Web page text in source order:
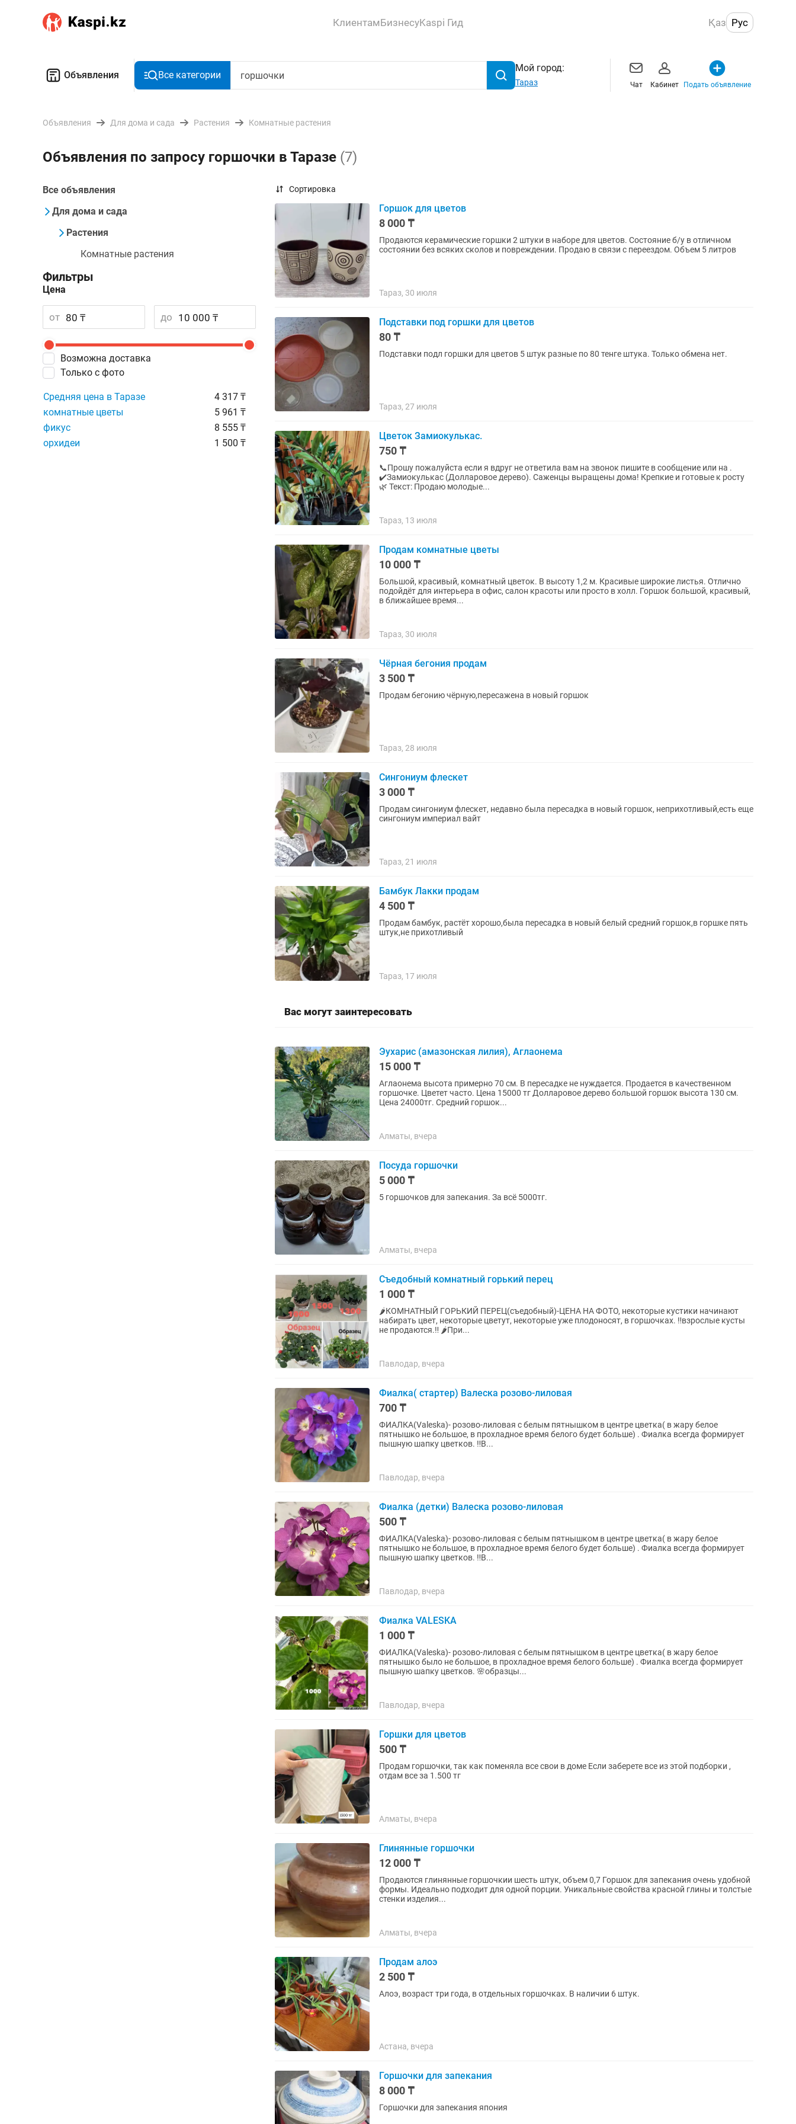
КлиентамБизнесуKaspi Гид Қаз Рус
Объявления Все категории
Мой город:
Тараз Чат Кабинет Подать объявление
Объявления Для дома и сада Растения Комнатные растения
Объявления по запросу горшочки в Таразе (7)
Все объявления
Для дома и сада
Растения
Комнатные растения
Фильтры
Цена
от до
Возможна доставка
Только с фото
Средняя цена в Таразе
4 317 ₸
комнатные цветы
5 961 ₸
фикус
8 555 ₸
орхидеи
1 500 ₸
Сортировка
Горшок для цветов
8 000 ₸
Продаются керамические горшки 2 штуки в наборе для цветов. Состояние б/у в отличном
состоянии без всяких сколов и повреждении. Продаю в связи с переездом. Объем 5 литров
Тараз, 30 июля
Подставки под горшки для цветов
80 ₸
Подставки подл горшки для цветов 5 штук разные по 80 тенге штука. Только обмена нет.
Тараз, 27 июля
Цветок Замиокулькас.
750 ₸
📞Прошу пожалуйста если я вдруг не ответила вам на звонок пишите в сообщение или на .
✔️Замиокулькас (Долларовое дерево). Саженцы выращены дома! Крепкие и готовые к росту
🌿 Текст: Продаю молодые...
Тараз, 13 июля
Продам комнатные цветы
10 000 ₸
Большой, красивый, комнатный цветок. В высоту 1,2 м. Красивые широкие листья. Отлично
подойдёт для интерьера в офис, салон красоты или просто в холл. Горшок большой, красивый,
в ближайшее время...
Тараз, 30 июля
Чёрная бегония продам
3 500 ₸
Продам бегонию чёрную,пересажена в новый горшок
Тараз, 28 июля
Сингониум флескет
3 000 ₸
Продам сингониум флескет, недавно была пересадка в новый горшок, неприхотливый,есть еще
сингониум империал вайт
Тараз, 21 июля
Бамбук Лакки продам
4 500 ₸
Продам бамбук, растёт хорошо,была пересадка в новый белый средний горшок,в горшке пять
штук,не прихотливый
Тараз, 17 июля
Вас могут заинтересовать
Эухарис (амазонская лилия), Аглаонема
15 000 ₸
Аглаонема высота примерно 70 см. В пересадке не нуждается. Продается в качественном
горшочке. Цветет часто. Цена 15000 тг Долларовое дерево большой горшок высота 130 см.
Цена 24000тг. Средний горшок...
Алматы, вчера
Посуда горшочки
5 000 ₸
5 горшочков для запекания. За всё 5000тг.
Алматы, вчера
Съедобный комнатный горький перец
1 000 ₸
🌶️КОМНАТНЫЙ ГОРЬКИЙ ПЕРЕЦ(съедобный)-ЦЕНА НА ФОТО, некоторые кустики начинают
набирать цвет, некоторые цветут, некоторые уже плодоносят, в горшочках. ‼️взрослые кусты
не продаются.‼️ 🌶️При...
Павлодар, вчера
Фиалка( стартер) Валеска розово-лиловая
700 ₸
ФИАЛКА(Valeska)- розово-лиловая с белым пятнышком в центре цветка( в жару белое
пятнышко не большое, в прохладное время белого будет больше) . Фиалка всегда формирует
пышную шапку цветков. ‼️В...
Павлодар, вчера
Фиалка (детки) Валеска розово-лиловая
500 ₸
ФИАЛКА(Valeska)- розово-лиловая с белым пятнышком в центре цветка( в жару белое
пятнышко не большое, в прохладное время белого будет больше) . Фиалка всегда формирует
пышную шапку цветков. ‼️В...
Павлодар, вчера
Фиалка VALESKA
1 000 ₸
ФИАЛКА(Valeska)- розово-лиловая с белым пятнышком в центре цветка( в жару белое
пятнышко было не большое, в прохладное время белого больше) . Фиалка всегда формирует
пышную шапку цветков. 🌸образцы...
Павлодар, вчера
Горшки для цветов
500 ₸
Продам горшочки, так как поменяла все свои в доме Если заберете все из этой подборки ,
отдам все за 1.500 тг
Алматы, вчера
Глинянные горшочки
12 000 ₸
Продаются глинянные горшочкии шесть штук, объем 0,7 Горшок для запекания очень удобной
формы. Идеально подходит для одной порции. Уникальные свойства красной глины и толстые
стенки изделия...
Алматы, вчера
Продам алоэ
2 500 ₸
Алоэ, возраст три года, в отдельных горшочках. В наличии 6 штук.
Астана, вчера
Горшочки для запекания
8 000 ₸
Горшочки для запекания япония